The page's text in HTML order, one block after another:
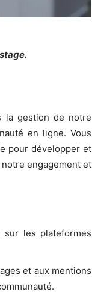
la gestion de notre
en ligne. Vous
pour développer et
engagement et
les plateformes
et aux mentions